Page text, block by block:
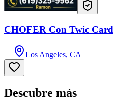
CHOFER Con Twic Card
Los Angeles, CA
Descubre más